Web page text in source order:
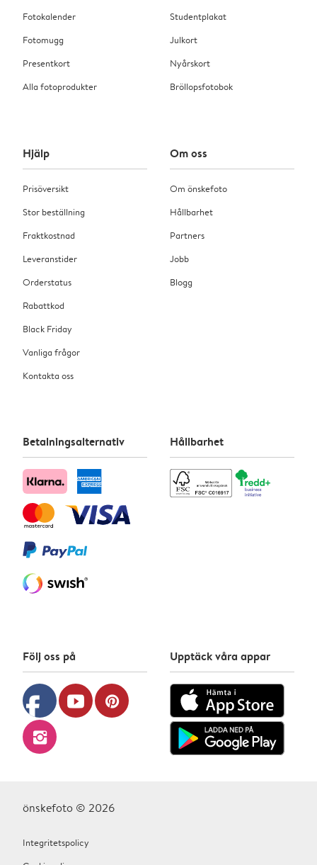
Fotokalender
Fotomugg
Presentkort
Alla fotoprodukter
Studentplakat
Julkort
Nyårskort
Bröllopsfotobok
Hjälp
Prisöversikt
Stor beställning
Fraktkostnad
Leveranstider
Orderstatus
Rabattkod
Black Friday
Vanliga frågor
Kontakta oss
Om oss
Om önskefoto
Hållbarhet
Partners
Jobb
Blogg
Betalningsalternativ Hållbarhet
Följ oss på
facebook youtube pinterest
instagram
Upptäck våra appar
önskefoto © 2026
Integritetspolicy